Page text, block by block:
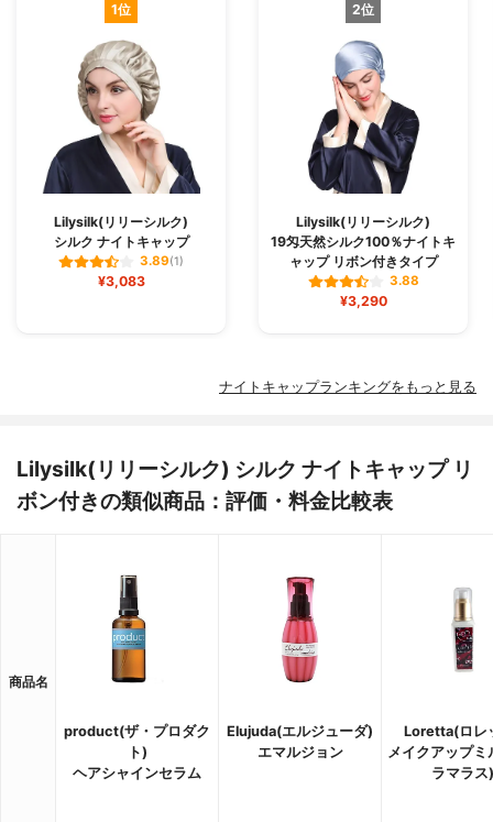
1位
Lilysilk(リリーシルク)
シルク ナイトキャップ
3.89(1)
¥3,083
2位
Lilysilk(リリーシルク)
19匁天然シルク100％ナイトキ
ャップ リボン付きタイプ
3.88
¥3,290
ナイトキャップランキングをもっと見る
Lilysilk(リリーシルク) シルク ナイトキャップ リ
ボン付きの類似商品：評価・料金比較表
商品名
product(ザ・プロダク
ト)
ヘアシャインセラム
Elujuda(エルジューダ)
エマルジョン
Loretta(ロレ
メイクアップミ
ラマラス)